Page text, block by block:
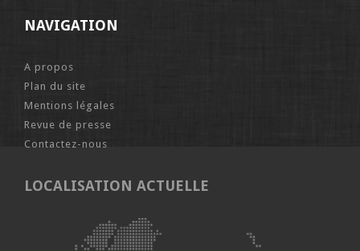
NAVIGATION
A propos
Plan du site
Mentions légales
Revue de presse
Contactez-nous
LOCALISATION ACTUELLE